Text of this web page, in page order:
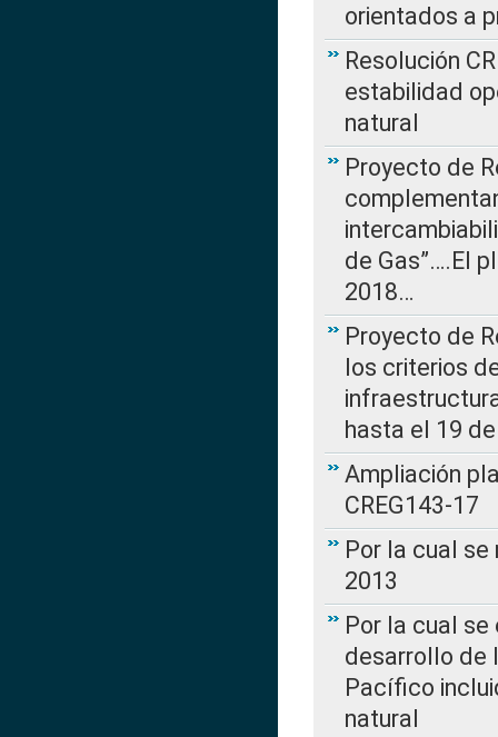
orientados a
Resolución
estabilidad
natural
Proyecto de
de Gas”….El
2018…
Proyecto de
los criterios
hasta el 19
Ampliación
CREG143-17
Por la cual se
2013
Por la cual
desarrollo de
Pacífico
natural